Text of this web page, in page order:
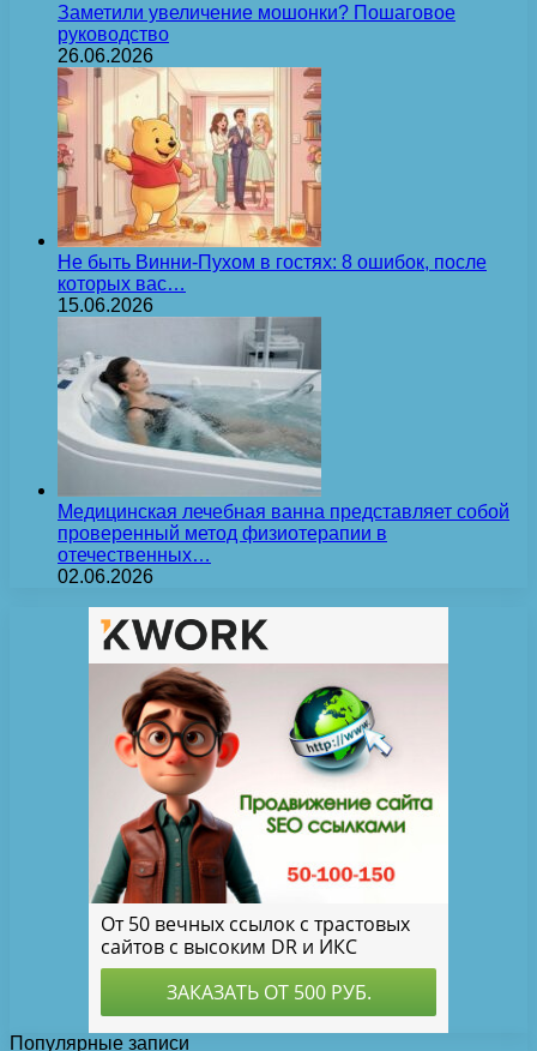
Заметили увеличение мошонки? Пошаговое
руководство
26.06.2026
Не быть Винни-Пухом в гостях: 8 ошибок, после
которых вас…
15.06.2026
Медицинская лечебная ванна представляет собой
проверенный метод физиотерапии в
отечественных…
02.06.2026
Популярные записи